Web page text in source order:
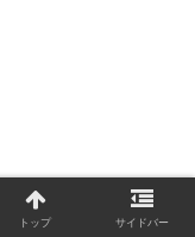
トップ サイドバー